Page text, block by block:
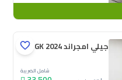
جيلي امجراند GK 2024
شامل الضريبة